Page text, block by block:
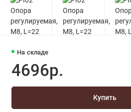
На складе
4696р.
Купить